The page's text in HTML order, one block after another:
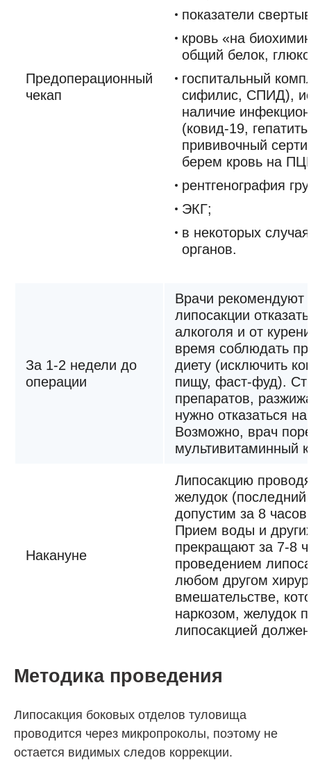
Предоперационный
чекап
показатели
кровь «на
общий белок,
госпитальный
сифилис, СПИД),
наличие
(ковид-19,
прививочный
берем кровь на
рентгенография
ЭКГ;
в некоторых
органов.
За 1-2 недели до
операции
Врачи рекомендуют
липосакции
алкоголя и от
время соблюдать
диету (исключить
пищу, фаст-фуд).
препаратов,
нужно отказаться
Возможно, врач
мультивитаминный
Накануне
Липосакцию
желудок
допустим за 8
Прием воды и
прекращают за 7-8
проведением
любом другом
вмешательстве,
наркозом, желудок
липосакцией
Методика проведения
Липосакция боковых отделов туловища
проводится через микропроколы, поэтому не
остается видимых следов коррекции.